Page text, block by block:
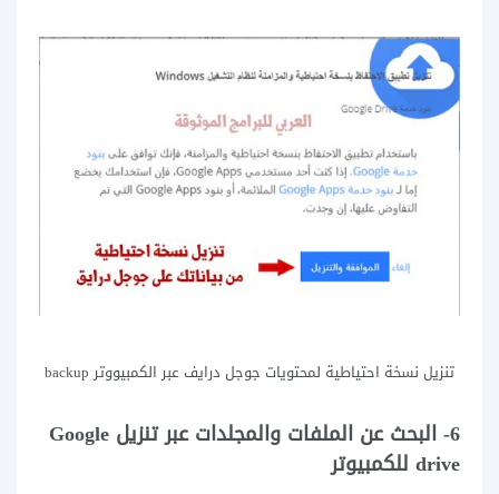
تنزيل نسخة احتياطية لمحتويات جوجل درايف عبر الكمبيووتر backup
6- البحث عن الملفات والمجلدات عبر تنزيل Google
drive للكمبيوتر